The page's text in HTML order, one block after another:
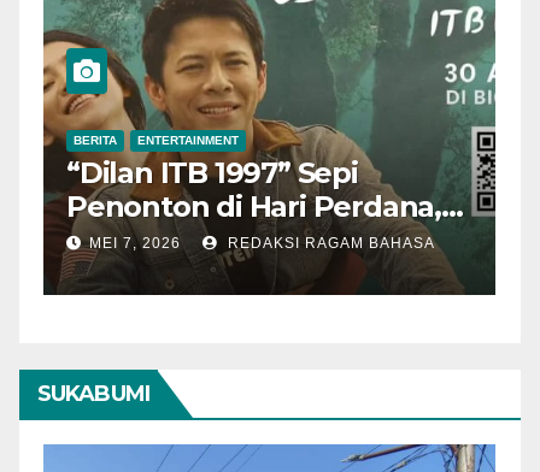
BERITA ENTERTAINMENT
“Dilan ITB 1997” Sepi
Penonton di Hari Perdana,
Pengamat Nilai Cerita
Kurang Kuat
MEI 7, 2026 REDAKSI RAGAM BAHASA
SUKABUMI